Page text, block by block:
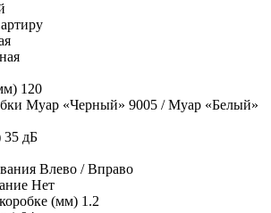
120
Муар «Черный» 9005 / Муар «Белый»
35 дБ
Влево / Вправо
Нет
(мм) 1.2